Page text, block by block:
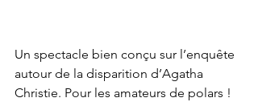
Un spectacle bien conçu sur l’enquête
autour de la disparition d’Agatha
Christie. Pour les amateurs de polars !